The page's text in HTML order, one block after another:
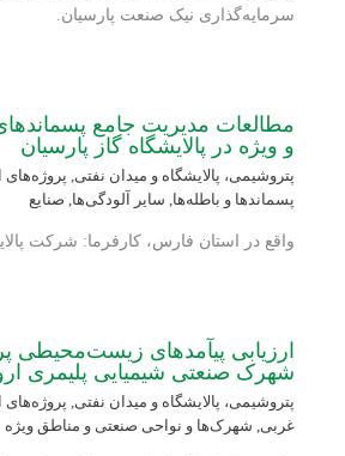
سرمایه‌گذاری نیک صنعت پارسیان.
مطالعات مدیریت جامع
و ویژه در پالایشگاه گاز پارسیان
پتروشیمی، پالایشگاه و میدان نفتی,
پسماندها و باطله‌ها, سایر آلودگی‌ها, صنایع
واقع در استان فارس، کارفرما: شرکت
ارزیابی پی‏آمدهای زیست‏‌محیطی
شهرک صنعتی شیمیایی پلیمری
پتروشیمی، پالایشگاه و میدان نفتی, پروژه‌های
غربی, شهرک‌ها و نواحی صنعتی و مناطق ویژه